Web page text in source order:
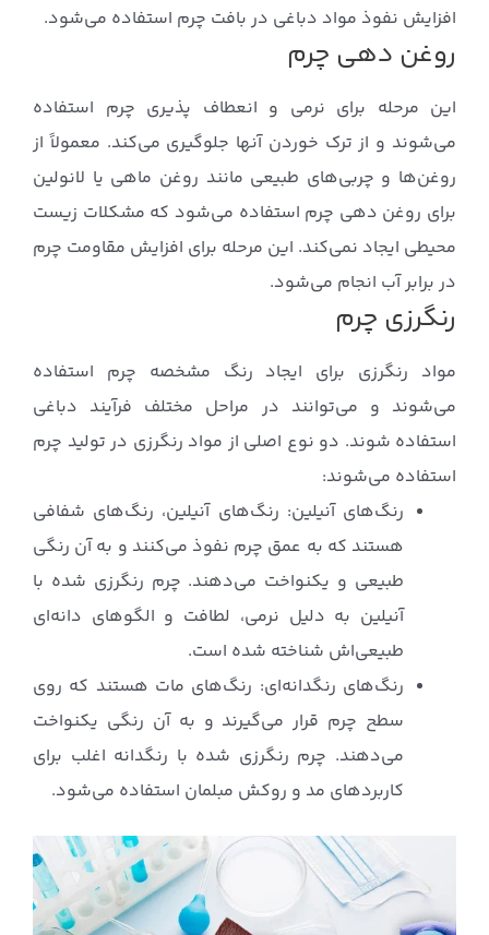
افزایش نفوذ مواد دباغی در بافت چرم استفاده می‌شود.
روغن دهی چرم
این مرحله برای نرمی و انعطاف پذیری چرم استفاده
می‌شوند و از ترک خوردن آنها جلوگیری می‌کند. معمولاً از
روغن‌ها و چربی‌های طبیعی مانند روغن ماهی یا لانولین
برای روغن دهی چرم استفاده می‌شود که مشکلات زیست
محیطی ایجاد نمی‌کند. این مرحله برای افزایش مقاومت چرم
در برابر آب انجام می‌شود.
رنگرزی چرم
مواد رنگرزی برای ایجاد رنگ مشخصه چرم استفاده
می‌شوند و می‌توانند در مراحل مختلف فرآیند دباغی
استفاده شوند. دو نوع اصلی از مواد رنگرزی در تولید چرم
استفاده می‌شوند:
رنگ‌های آنیلین: رنگ‌های آنیلین، رنگ‌های شفافی
هستند که به عمق چرم نفوذ می‌کنند و به آن رنگی
طبیعی و یکنواخت می‌دهند. چرم رنگرزی شده با
آنیلین به دلیل نرمی، لطافت و الگوهای دانه‌ای
طبیعی‌اش شناخته شده است.
رنگ‌های رنگدانه‌ای: رنگ‌های مات هستند که روی
سطح چرم قرار می‌گیرند و به آن رنگی یکنواخت
می‌دهند. چرم رنگرزی شده با رنگدانه اغلب برای
کاربردهای مد و روکش مبلمان استفاده می‌شود.